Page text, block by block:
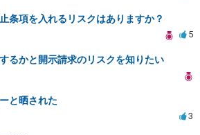
条項を入れるリスクはありますか？
5
るかと開示請求のリスクを知りたい
と晒された
3